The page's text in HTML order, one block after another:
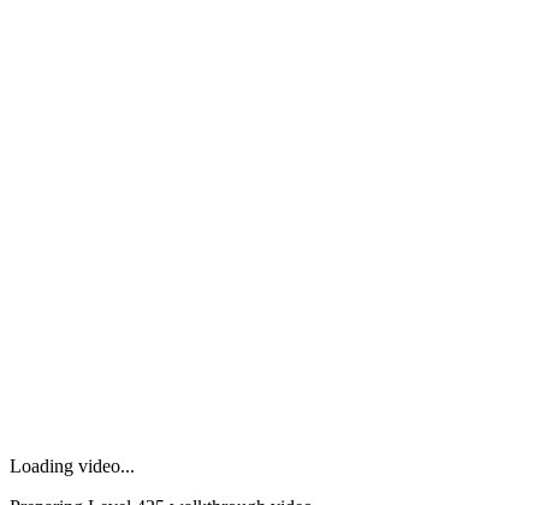
Loading video...